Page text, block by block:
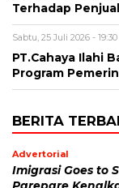
Terhadap
Sabtu, 25 Juli 2026 -
PT.Cahaya Ilahi
Program
BERITA
Advertorial
Imigrasi Goes to
Parepare